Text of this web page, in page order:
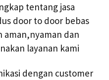
tentang jasa
door to door bebas
aman,nyaman dan
layanan kami
dengan customer